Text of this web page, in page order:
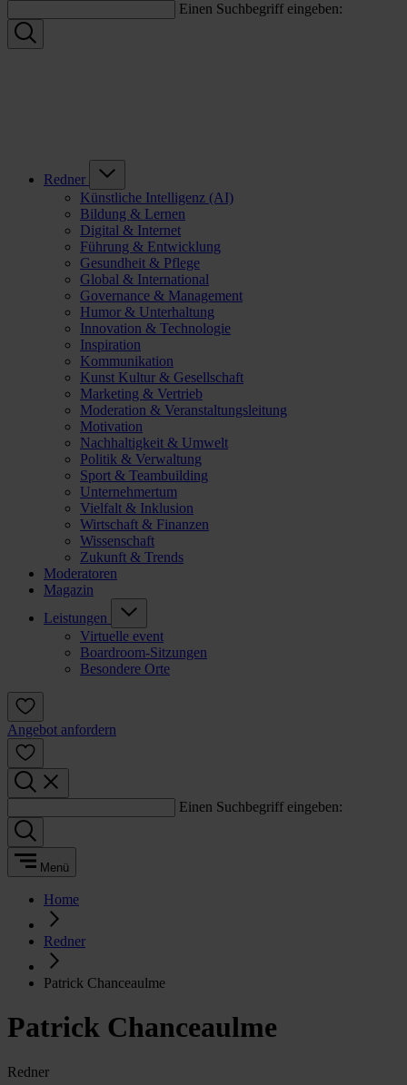
Einen Suchbegriff eingeben:
Redner
Künstliche Intelligenz (AI)
Bildung & Lernen
Digital & Internet
Führung & Entwicklung
Gesundheit & Pflege
Global & International
Governance & Management
Humor & Unterhaltung
Innovation & Technologie
Inspiration
Kommunikation
Kunst Kultur & Gesellschaft
Marketing & Vertrieb
Moderation & Veranstaltungsleitung
Motivation
Nachhaltigkeit & Umwelt
Politik & Verwaltung
Sport & Teambuilding
Unternehmertum
Vielfalt & Inklusion
Wirtschaft & Finanzen
Wissenschaft
Zukunft & Trends
Moderatoren
Magazin
Leistungen
Virtuelle event
Boardroom-Sitzungen
Besondere Orte
Angebot anfordern
Einen Suchbegriff eingeben:
Menü
Home
Redner
Patrick Chanceaulme
Patrick Chanceaulme
Redner